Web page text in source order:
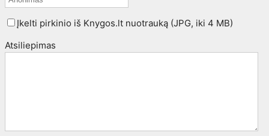
Įkelti pirkinio iš Knygos.lt nuotrauką (JPG, iki 4 MB)
Atsiliepimas